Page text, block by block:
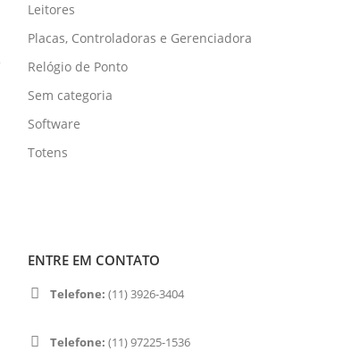
Leitores
Placas, Controladoras e Gerenciadora
Relógio de Ponto
Sem categoria
Software
Totens
ENTRE EM CONTATO
Telefone: (11) 3926-3404
Telefone: (11) 97225-1536